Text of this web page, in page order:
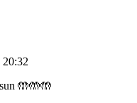
🤲🤲🤲